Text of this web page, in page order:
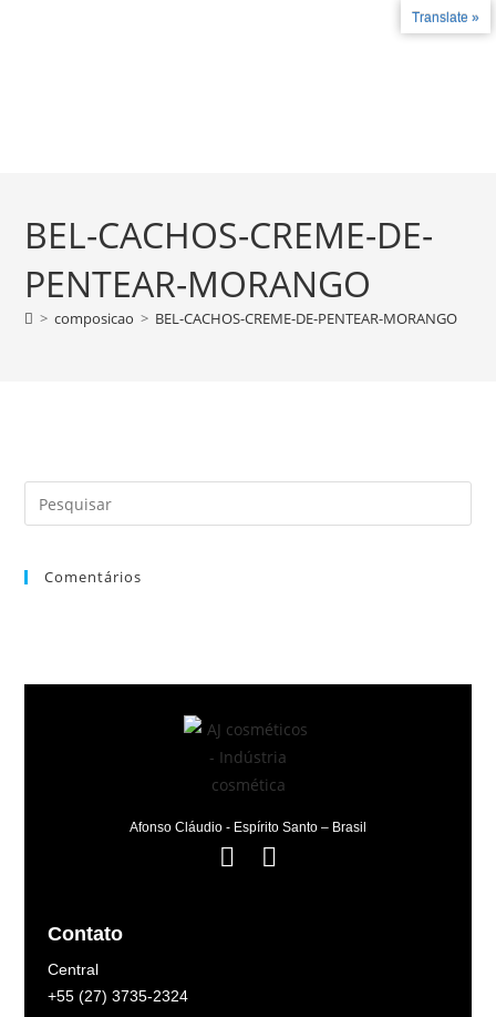
BEL-CACHOS-CREME-DE-
PENTEAR-MORANGO
> composicao > BEL-CACHOS-CREME-DE-PENTEAR-MORANGO
Comentários
Afonso Cláudio - Espírito Santo – Brasil
Contato
Central
+55 (27) 3735-2324
Translate »